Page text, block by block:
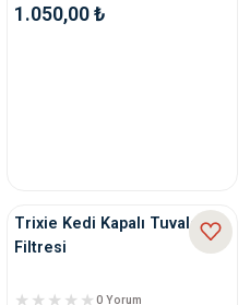
1.050,00 ₺
Trixie Kedi Kapalı Tuvalet
Filtresi
0 Yorum